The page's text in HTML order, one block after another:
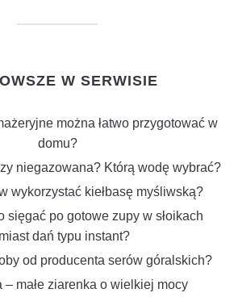
W SERWISIE
można łatwo przygotować w
domu?
niegazowana? Którą wodę wybrać?
wykorzystać kiełbasę myśliwską?
sięgać po gotowe zupy w słoikach
dań typu instant?
od producenta serów góralskich?
– małe ziarenka o wielkiej mocy